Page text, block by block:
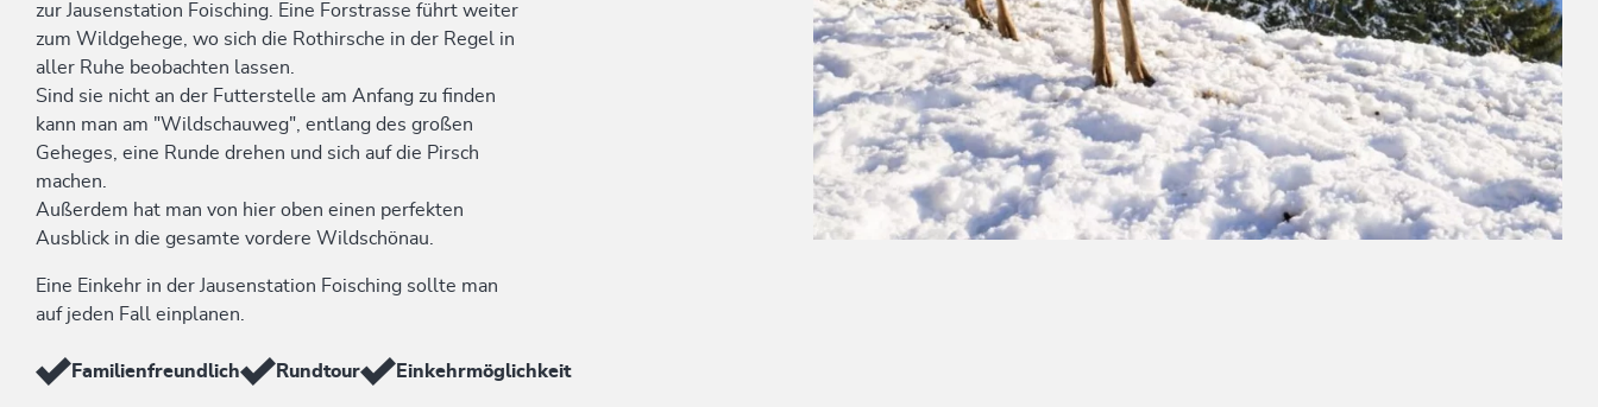
zur Jausenstation Foisching. Eine Forstrasse führt weiter
zum Wildgehege, wo sich die Rothirsche in der Regel in
aller Ruhe beobachten lassen.
Sind sie nicht an der Futterstelle am Anfang zu finden
kann man am "Wildschauweg", entlang des großen
Geheges, eine Runde drehen und sich auf die Pirsch
machen.
Außerdem hat man von hier oben einen perfekten
Ausblick in die gesamte vordere Wildschönau.
Eine Einkehr in der Jausenstation Foisching sollte man
auf jeden Fall einplanen.
Familienfreundlich Rundtour Einkehrmöglichkeit